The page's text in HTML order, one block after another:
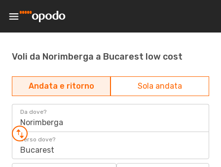
Voli da Norimberga a Bucarest low cost
Andata e ritorno Sola andata
Da dove?
Norimberga
Verso dove?
Bucarest